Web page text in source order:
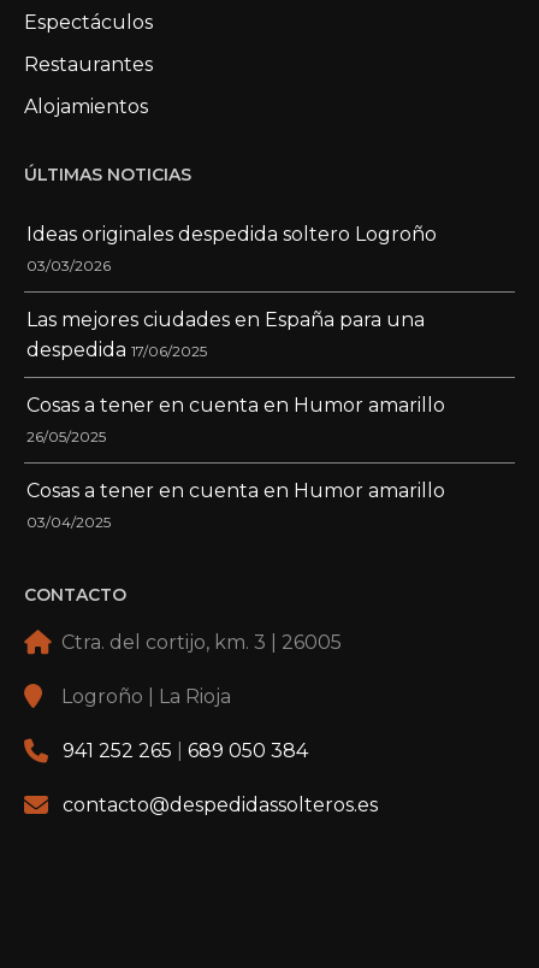
Espectáculos
Restaurantes
Alojamientos
ÚLTIMAS NOTICIAS
Ideas originales despedida soltero Logroño
03/03/2026
Las mejores ciudades en España para una
despedida 17/06/2025
Cosas a tener en cuenta en Humor amarillo
26/05/2025
Cosas a tener en cuenta en Humor amarillo
03/04/2025
CONTACTO
Ctra. del cortijo, km. 3 | 26005
Logroño | La Rioja
941 252 265 689 050 384
contacto@despedidassolteros.es